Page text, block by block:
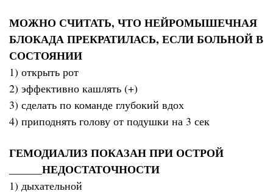
МОЖНО СЧИТАТЬ, ЧТО НЕЙРОМЫШЕЧНАЯ
БЛОКАДА ПРЕКРАТИЛАСЬ, ЕСЛИ БОЛЬНОЙ В
СОСТОЯНИИ
1) открыть рот
2) эффективно кашлять (+)
3) сделать по команде глубокий вдох
4) приподнять голову от подушки на 3 сек
ГЕМОДИАЛИЗ ПОКАЗАН ПРИ ОСТРОЙ
______НЕДОСТАТОЧНОСТИ
1) дыхательной